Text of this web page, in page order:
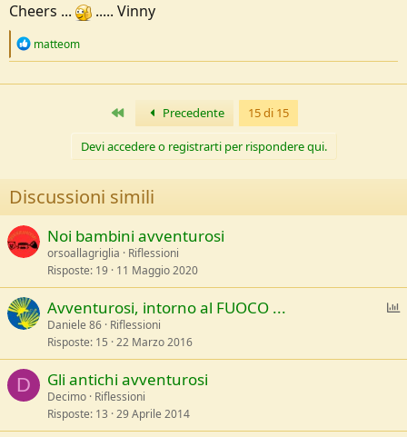
Cheers ... ..... Vinny
R
c
matteom
Primo Precedente 15 di 15
Devi accedere o registrarti per rispondere qui.
Discussioni simili
Noi bambini avventurosi
orsoallagriglia
Riflessioni
Risposte 19 11 Maggio 2020
S
d
g
Avventurosi, intorno al FUOCO ...
Daniele 86 Riflessioni
Risposte 15 22 Marzo 2016
D Gli antichi avventurosi
Decimo Riflessioni
Risposte 13 29 Aprile 2014